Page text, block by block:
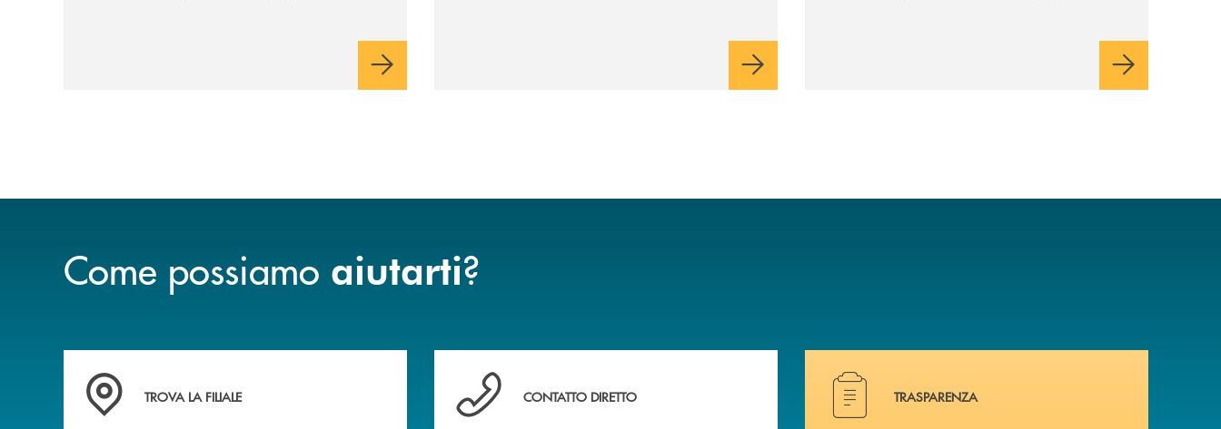
Come possiamo aiutarti?
Accedi all' elenco completo delle filiali
TROVA LA FILIALE
Vuoi avere maggiori informazioni sulla nostra offerta? Contattaci .
CONTATTO DIRETTO
Hai bisogno di alcuni documenti ? Vai alla pagina
TRASPARENZA